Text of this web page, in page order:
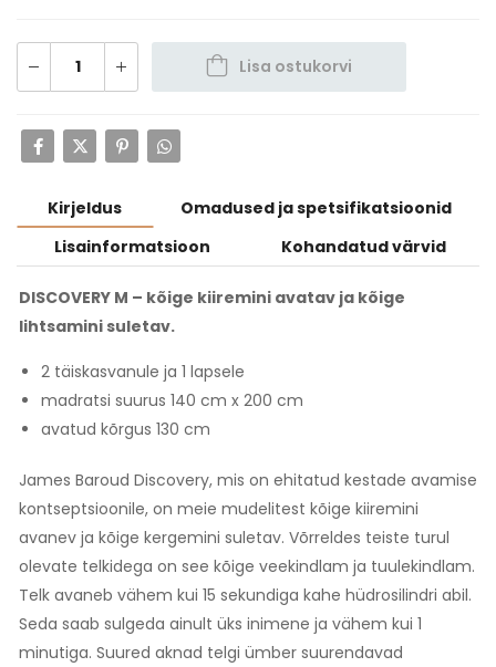
Lisa ostukorvi
Kirjeldus
Omadused ja spetsifikatsioonid
Lisainformatsioon
Kohandatud värvid
DISCOVERY M – kõige kiiremini avatav ja kõige
lihtsamini suletav.
2 täiskasvanule ja 1 lapsele
madratsi suurus 140 cm x 200 cm
avatud kõrgus 130 cm
James Baroud Discovery, mis on ehitatud kestade avamise
kontseptsioonile, on meie mudelitest kõige kiiremini
avanev ja kõige kergemini suletav. Võrreldes teiste turul
olevate telkidega on see kõige veekindlam ja tuulekindlam.
Telk avaneb vähem kui 15 sekundiga kahe hüdrosilindri abil.
Seda saab sulgeda ainult üks inimene ja vähem kui 1
minutiga. Suured aknad telgi ümber suurendavad